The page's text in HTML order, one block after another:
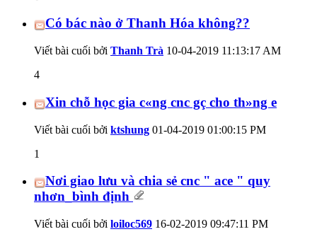
Có bác nào ở Thanh Hóa không??
Viết bài cuối bởi Thanh Trà 10-04-2019 11:13:17 AM
4
Xin chỗ học gia c«ng cnc gç cho th»ng e
Viết bài cuối bởi ktshung 01-04-2019 01:00:15 PM
1
Nơi giao lưu và chia sẻ cnc " ace " quy
nhơn_bình định
Viết bài cuối bởi loiloc569 16-02-2019 09:47:11 PM